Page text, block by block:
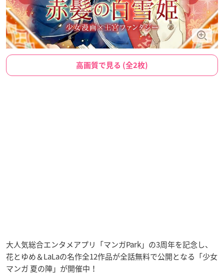
高画質で見る (全2枚)
大人気総合エンタメアプリ「マンガPark」の3周年を記念し、
花とゆめ＆LaLaの名作全12作品が全話無料で公開となる「少女
マンガ 夏の陣」が開催中！